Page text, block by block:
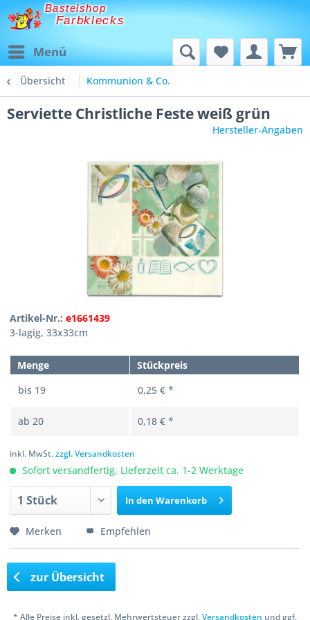
Bastelshop
Farbklecks
Menü
Übersicht Kommunion & Co.
Serviette Christliche Feste weiß grün
Hersteller-Angaben
Artikel-Nr.:e1661439
3-lagig, 33x33cm
Menge
Stückpreis
bis 19 0,25 € *
ab20 0,18 € *
inkl. MwSt.zzgl. Versandkosten
Sofort versandfertig, Lieferzeit ca. 1-2 Werktage
In den Warenkorb
Merken Empfehlen
zur Übersicht
* Alle Preise inkl. gesetzl. Mehrwertsteuer zzgl.Versandkosten und ggf.